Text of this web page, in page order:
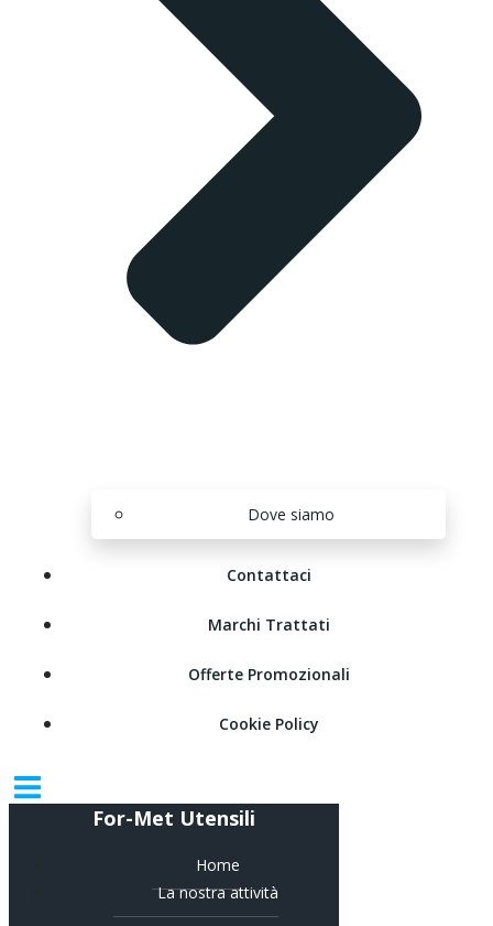
Dove siamo
Contattaci
Marchi Trattati
Offerte Promozionali
Cookie Policy
For-Met Utensili
Home
La nostra attività